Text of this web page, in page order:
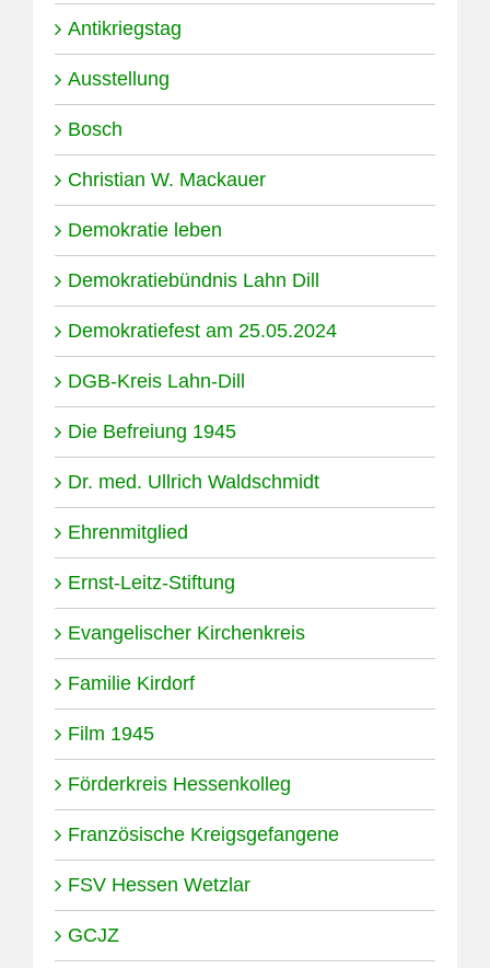
Antikriegstag
Ausstellung
Bosch
Christian W. Mackauer
Demokratie leben
Demokratiebündnis Lahn Dill
Demokratiefest am 25.05.2024
DGB-Kreis Lahn-Dill
Die Befreiung 1945
Dr. med. Ullrich Waldschmidt
Ehrenmitglied
Ernst-Leitz-Stiftung
Evangelischer Kirchenkreis
Familie Kirdorf
Film 1945
Förderkreis Hessenkolleg
Französische Kreigsgefangene
FSV Hessen Wetzlar
GCJZ